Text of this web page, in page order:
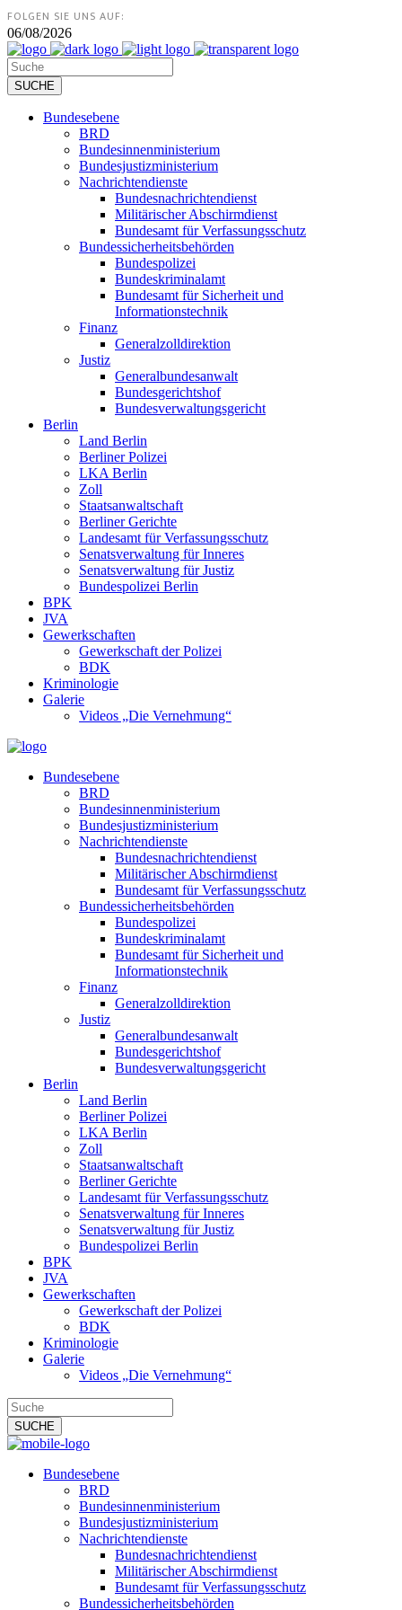
FOLGEN SIE UNS AUF:
06/08/2026
Bundesebene
BRD
Bundesinnenministerium
Bundesjustizministerium
Nachrichtendienste
Bundesnachrichtendienst
Militärischer Abschirmdienst
Bundesamt für Verfassungsschutz
Bundessicherheitsbehörden
Bundespolizei
Bundeskriminalamt
Bundesamt für Sicherheit und
Informationstechnik
Finanz
Generalzolldirektion
Justiz
Generalbundesanwalt
Bundesgerichtshof
Bundesverwaltungsgericht
Berlin
Land Berlin
Berliner Polizei
LKA Berlin
Zoll
Staatsanwaltschaft
Berliner Gerichte
Landesamt für Verfassungsschutz
Senatsverwaltung für Inneres
Senatsverwaltung für Justiz
Bundespolizei Berlin
BPK
JVA
Gewerkschaften
Gewerkschaft der Polizei
BDK
Kriminologie
Galerie
Videos „Die Vernehmung“
Bundesebene
BRD
Bundesinnenministerium
Bundesjustizministerium
Nachrichtendienste
Bundesnachrichtendienst
Militärischer Abschirmdienst
Bundesamt für Verfassungsschutz
Bundessicherheitsbehörden
Bundespolizei
Bundeskriminalamt
Bundesamt für Sicherheit und
Informationstechnik
Finanz
Generalzolldirektion
Justiz
Generalbundesanwalt
Bundesgerichtshof
Bundesverwaltungsgericht
Berlin
Land Berlin
Berliner Polizei
LKA Berlin
Zoll
Staatsanwaltschaft
Berliner Gerichte
Landesamt für Verfassungsschutz
Senatsverwaltung für Inneres
Senatsverwaltung für Justiz
Bundespolizei Berlin
BPK
JVA
Gewerkschaften
Gewerkschaft der Polizei
BDK
Kriminologie
Galerie
Videos „Die Vernehmung“
Bundesebene
BRD
Bundesinnenministerium
Bundesjustizministerium
Nachrichtendienste
Bundesnachrichtendienst
Militärischer Abschirmdienst
Bundesamt für Verfassungsschutz
Bundessicherheitsbehörden